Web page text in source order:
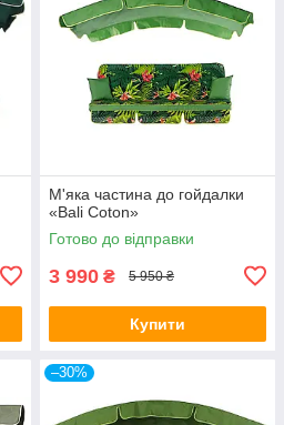
М'яка частина до гойдалки
«Bali Coton»
Готово до відправки
3 990 ₴ 5 950 ₴
Купити
–30%